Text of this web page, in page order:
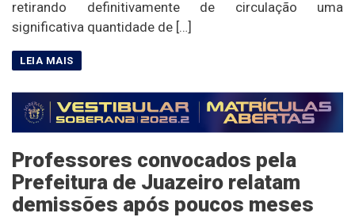
retirando definitivamente de circulação uma
significativa quantidade de […]
Professores convocados pela
Prefeitura de Juazeiro relatam
demissões após poucos meses